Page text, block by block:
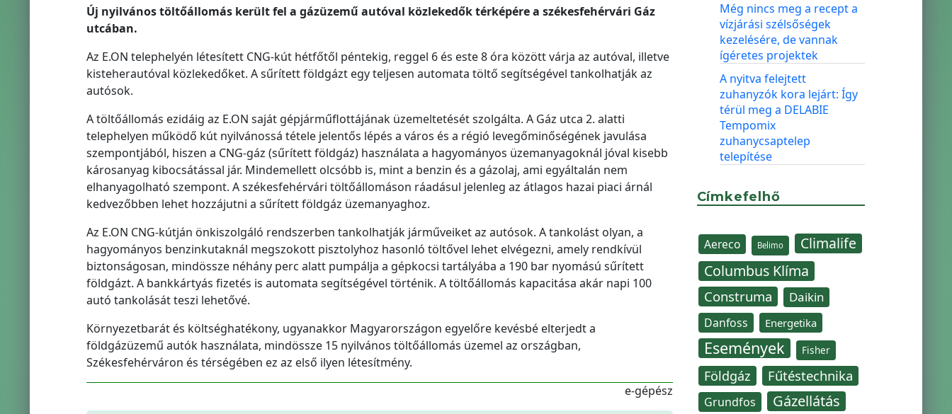
Új nyilvános töltőállomás került fel a gázüzemű autóval közlekedők térképére a székesfehérvári Gáz
utcában.
Az E.ON telephelyén létesített CNG-kút hétfőtől péntekig, reggel 6 és este 8 óra között várja az autóval, illetve
kisteherautóval közlekedőket. A sűrített földgázt egy teljesen automata töltő segítségével tankolhatják az
autósok.
A töltőállomás ezidáig az E.ON saját gépjárműflottájának üzemeltetését szolgálta. A Gáz utca 2. alatti
telephelyen működő kút nyilvánossá tétele jelentős lépés a város és a régió levegőminőségének javulása
szempontjából, hiszen a CNG-gáz (sűrített földgáz) használata a hagyományos üzemanyagoknál jóval kisebb
károsanyag kibocsátással jár. Mindemellett olcsóbb is, mint a benzin és a gázolaj, ami egyáltalán nem
elhanyagolható szempont. A székesfehérvári töltőállomáson ráadásul jelenleg az átlagos hazai piaci árnál
kedvezőbben lehet hozzájutni a sűrített földgáz üzemanyaghoz.
Az E.ON CNG-kútján önkiszolgáló rendszerben tankolhatják járműveiket az autósok. A tankolást olyan, a
hagyományos benzinkutaknál megszokott pisztolyhoz hasonló töltővel lehet elvégezni, amely rendkívül
biztonságosan, mindössze néhány perc alatt pumpálja a gépkocsi tartályába a 190 bar nyomású sűrített
földgázt. A bankkártyás fizetés is automata segítségével történik. A töltőállomás kapacitása akár napi 100
autó tankolását teszi lehetővé.
Környezetbarát és költséghatékony, ugyanakkor Magyarországon egyelőre kevésbé elterjedt a
földgázüzemű autók használata, mindössze 15 nyilvános töltőállomás üzemel az országban,
Székesfehérváron és térségében ez az első ilyen létesítmény.
e-gépész
Még nincs meg a recept a
vízjárási szélsőségek
kezelésére, de vannak
ígéretes projektek
A nyitva felejtett
zuhanyzók kora lejárt: Így
térül meg a DELABIE
Tempomix
zuhanycsaptelep
telepítése
Címkefelhő
Aereco Belimo
Climalife
Columbus Klíma
Construma Daikin
Danfoss Energetika
Események Fisher
Földgáz Fűtéstechnika
Grundfos Gázellátás